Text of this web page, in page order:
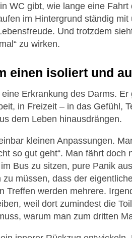
WC gibt, wie lange eine
im Hintergrund ständig mit
Und trotzdem
zu wirken.
einen isoliert und
Erkrankung des Darms.
in Freizeit – in das Gefühl,
dem Leben hinausdrängen.
kleinen Anpassungen.
so gut geht“. Man fährt doch
Bus zu sitzen, pure Panik
müssen, dass der
Treffen werden mehrere.
weil dort zumindest die
warum man zum dritten